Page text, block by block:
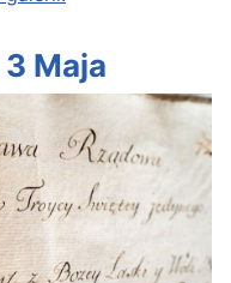
Maja